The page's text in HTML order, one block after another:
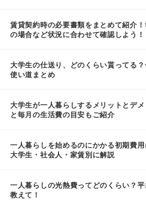
賃貸契約時の必要書類をまとめて紹介
の場合など状況に合わせて確認しよう！
大学生の仕送り、どのくらい貰ってる
使い道まとめ
大学生が一人暮らしするメリットとデ
と毎月の生活費の目安もご紹介
一人暮らしを始めるのにかかる初期費
大学生・社会人・家賃別に解説
一人暮らしの光熱費ってどのくらい？
教えて！